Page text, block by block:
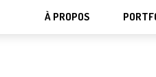
À PROPOS